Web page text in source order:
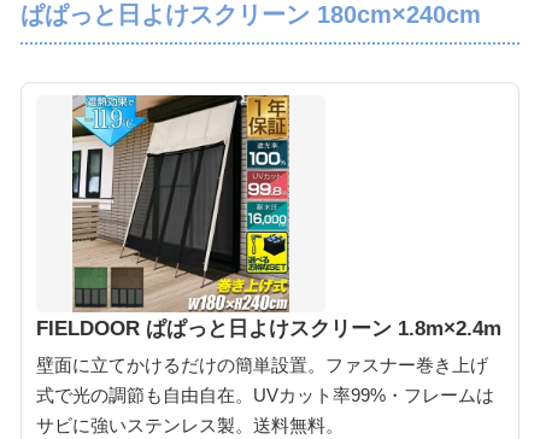
ぱぱっと日よけスクリーン 180cm×240cm
FIELDOOR ぱぱっと日よけスクリーン 1.8m×2.4m
壁面に立てかけるだけの簡単設置。ファスナー巻き上げ
式で光の調節も自由自在。UVカット率99%・フレームは
サビに強いステンレス製。送料無料。